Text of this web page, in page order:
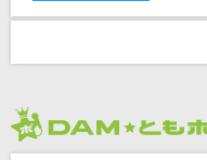
[生音]プライド革命
福山雅治